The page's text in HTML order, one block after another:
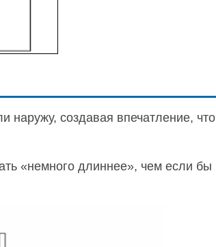
наружу, создавая впечатление, что
«немного длиннее», чем если бы